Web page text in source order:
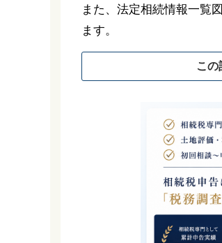
また、法定相続情報一覧
ます。
この